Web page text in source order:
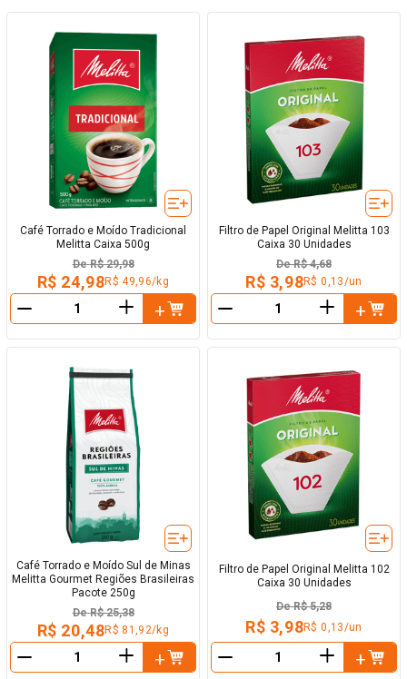
Café Torrado e Moído Tradicional
Melitta Caixa 500g
De R$ 29,98
R$ 24,98R$ 49,96/kg
＋
Filtro de Papel Original Melitta 103
Caixa 30 Unidades
De R$ 4,68
R$ 3,98R$ 0,13/un
＋
Café Torrado e Moído Sul de Minas
Melitta Gourmet Regiões Brasileiras
Pacote 250g
De R$ 25,38
R$ 20,48R$ 81,92/kg
＋
Filtro de Papel Original Melitta 102
Caixa 30 Unidades
De R$ 5,28
R$ 3,98R$ 0,13/un
＋